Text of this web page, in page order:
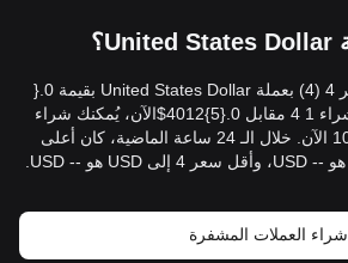
5}4012$ USD. يُمكنك شراء 1 4 مقابل 0.{​5}4012$الآن، يُمكنك شراء
2,492,464.9 4 مقابل $10 الآن. خلال الـ 24 ساعة الماضية، كان أعلى
شراء العملات المشفرة